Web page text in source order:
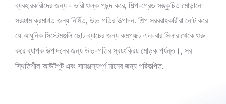
ব্যবহারকারীদের জন্য - ভারী শুল্ক পছন্দ করে, শিল্প-গ্রেড সঙ্কুচিত মোড়ানো
সরঞ্জাম ক্রমাগত জন্য নির্মিত, উচ্চ গতির উত্পাদন. শিল্প সরবরাহকারীরা নোট করে
যে আধুনিক সিস্টেমগুলি ছোট ব্যাচের জন্য কমপ্যাক্ট এল-বার সিলার থেকে শুরু
করে ব্যাপক উত্পাদনের জন্য উচ্চ-গতির স্বয়ংক্রিয় মোড়ক পর্যন্ত।, সব
স্থিতিশীল আউটপুট এবং সামঞ্জস্যপূর্ণ মানের জন্য পরিকল্পিত.